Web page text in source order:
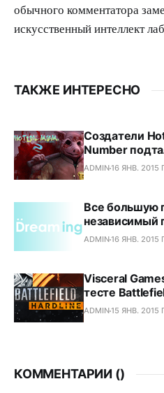
обычного комментатора
искусственный интеллект
ТАКЖЕ ИНТЕРЕСНО
Создатели
Number
ADMIN16 ЯНВ. 2015
Все большую
независимый
ADMIN16 ЯНВ. 2015
Visceral
тесте
ADMIN15 ЯНВ. 2015
КОММЕНТАРИИ ()